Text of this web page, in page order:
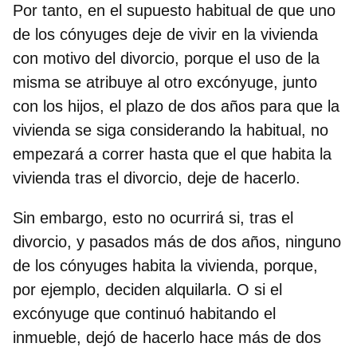
Por tanto, en el supuesto habitual de que uno
de los cónyuges deje de vivir en la vivienda
con motivo del divorcio, porque el uso de la
misma se atribuye al otro excónyuge, junto
con los hijos, el plazo de dos años para que la
vivienda se siga considerando la habitual, no
empezará a correr hasta que el que habita la
vivienda tras el divorcio, deje de hacerlo.
Sin embargo, esto no ocurrirá si, tras el
divorcio, y pasados más de dos años, ninguno
de los cónyuges habita la vivienda, porque,
por ejemplo, deciden alquilarla. O si el
excónyuge que continuó habitando el
inmueble, dejó de hacerlo hace más de dos